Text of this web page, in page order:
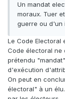
Un mandat
moraux. Tuer
guerre ou d'un
Le Code Electoral
Code électoral ne
prétendu
d'exécution
On peut en
électoral" à un